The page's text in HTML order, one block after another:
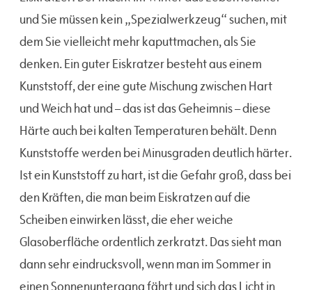
und Sie müssen kein „Spezialwerkzeug“ suchen, mit
dem Sie vielleicht mehr kaputtmachen, als Sie
denken. Ein guter Eiskratzer besteht aus einem
Kunststoff, der eine gute Mischung zwischen Hart
und Weich hat und – das ist das Geheimnis – diese
Härte auch bei kalten Temperaturen behält. Denn
Kunststoffe werden bei Minusgraden deutlich härter.
Ist ein Kunststoff zu hart, ist die Gefahr groß, dass bei
den Kräften, die man beim Eiskratzen auf die
Scheiben einwirken lässt, die eher weiche
Glasoberfläche ordentlich zerkratzt. Das sieht man
dann sehr eindrucksvoll, wenn man im Sommer in
einen Sonnenuntergang fährt und sich das Licht in